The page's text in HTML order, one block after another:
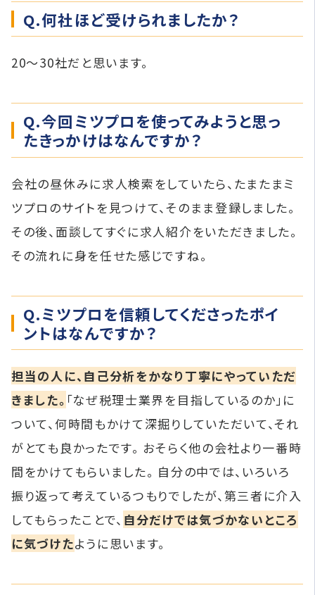
Q.何社ほど受けられましたか？
20〜30社だと思います。
Q.今回ミツプロを使ってみようと思っ
たきっかけはなんですか？
会社の昼休みに求人検索をしていたら、たまたまミ
ツプロのサイトを見つけて、そのまま登録しました。
その後、面談してすぐに求人紹介をいただきました。
その流れに身を任せた感じですね。
Q.ミツプロを信頼してくださったポイ
ントはなんですか？
担当の人に、自己分析をかなり丁寧にやっていただ
きました。 「なぜ税理士業界を目指しているのか」に
ついて、何時間もかけて深掘りしていただいて、それ
がとても良かったです。 おそらく他の会社より一番時
間をかけてもらいました。 自分の中では、いろいろ
振り返って考えているつもりでしたが、第三者に介入
してもらったことで、 自分だけでは気づかないところ
に気づけたように思います。